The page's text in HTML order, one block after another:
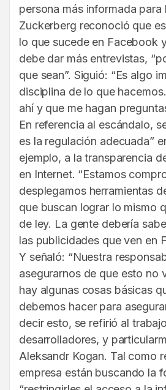
persona más informada para
Zuckerberg reconoció que
lo que sucede en Facebook
debe dar más entrevistas,
que sean”. Siguió: “Es algo
disciplina de lo que
ahí y que me hagan
En referencia al escándalo,
es la regulación adecuada”
ejemplo, a la transparencia
en Internet. “Estamos
desplegamos herramientas
que buscan lograr lo mismo
de ley. La gente debería
las publicidades que ven en
Y señaló: “Nuestra
asegurarnos de que esto no
hay algunas cosas básicas
debemos hacer para
decir esto, se refirió al
desarrolladores, y
Aleksandr Kogan. Tal como
empresa están buscando la